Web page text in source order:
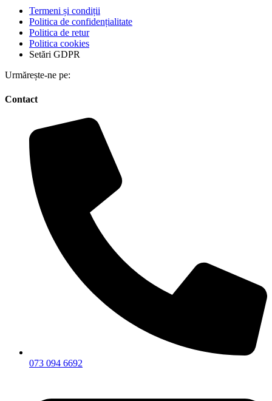
Termeni și condiții
Politica de confidențialitate
Politica de retur
Politica cookies
Setări GDPR
Urmărește-ne pe:
Contact
073 094 6692